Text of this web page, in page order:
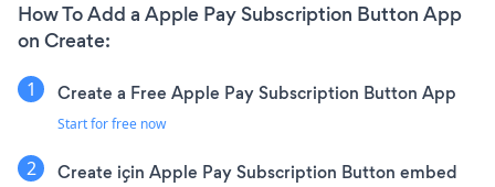
How To Add a Apple Pay Subscription Button App
on Create:
Create a Free Apple Pay Subscription Button App
Start for free now
Create için Apple Pay Subscription Button embed